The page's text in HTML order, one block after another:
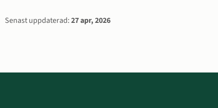
Sidinformation
Senast uppdaterad:27 apr, 2026